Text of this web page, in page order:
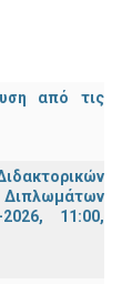
από τις
11:00,